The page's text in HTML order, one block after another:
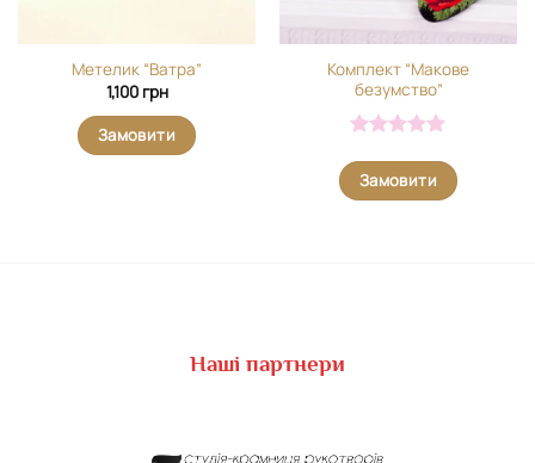
Метелик “Ватра”
1,100 грн
Замовити
Комплект “Макове
безумство”
з 5
Замовити
Наші партнери